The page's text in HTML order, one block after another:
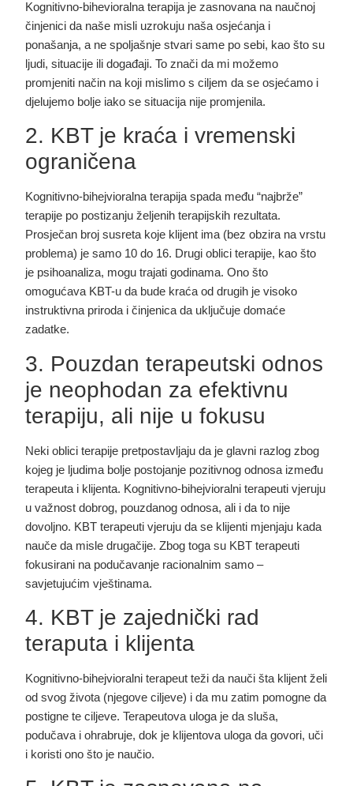
Kognitivno-bihevioralna terapija je zasnovana na naučnoj
činjenici da naše misli uzrokuju naša osjećanja i
ponašanja, a ne spoljašnje stvari same po sebi, kao što su
ljudi, situacije ili događaji. To znači da mi možemo
promjeniti način na koji mislimo s ciljem da se osjećamo i
djelujemo bolje iako se situacija nije promjenila.
2. KBT je kraća i vremenski
ograničena
Kognitivno-bihejvioralna terapija spada među “najbrže”
terapije po postizanju željenih terapijskih rezultata.
Prosječan broj susreta koje klijent ima (bez obzira na vrstu
problema) je samo 10 do 16. Drugi oblici terapije, kao što
je psihoanaliza, mogu trajati godinama. Ono što
omogućava KBT-u da bude kraća od drugih je visoko
instruktivna priroda i činjenica da uključuje domaće
zadatke.
3. Pouzdan terapeutski odnos
je neophodan za efektivnu
terapiju, ali nije u fokusu
Neki oblici terapije pretpostavljaju da je glavni razlog zbog
kojeg je ljudima bolje postojanje pozitivnog odnosa između
terapeuta i klijenta. Kognitivno-bihejvioralni terapeuti vjeruju
u važnost dobrog, pouzdanog odnosa, ali i da to nije
dovoljno. KBT terapeuti vjeruju da se klijenti mjenjaju kada
nauče da misle drugačije. Zbog toga su KBT terapeuti
fokusirani na podučavanje racionalnim samo –
savjetujućim vještinama.
4. KBT je zajednički rad
teraputa i klijenta
Kognitivno-bihejvioralni terapeut teži da nauči šta klijent želi
od svog života (njegove ciljeve) i da mu zatim pomogne da
postigne te ciljeve. Terapeutova uloga je da sluša,
podučava i ohrabruje, dok je klijentova uloga da govori, uči
i koristi ono što je naučio.